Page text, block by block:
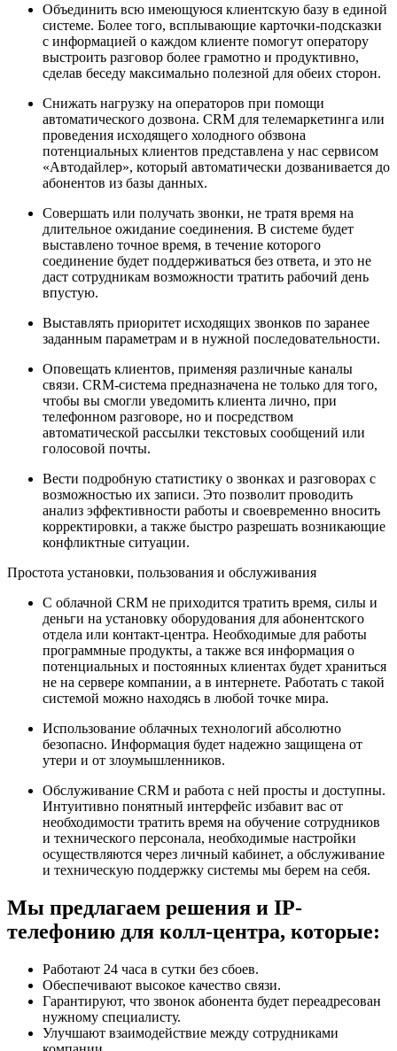
Объединить всю имеющуюся клиентскую базу в единой
системе. Более того, всплывающие карточки-подсказки
с информацией о каждом клиенте помогут оператору
выстроить разговор более грамотно и продуктивно,
сделав беседу максимально полезной для обеих сторон.
Снижать нагрузку на операторов при помощи
автоматического дозвона. CRM для телемаркетинга или
проведения исходящего холодного обзвона
потенциальных клиентов представлена у нас сервисом
«Автодайлер», который автоматически дозванивается до
абонентов из базы данных.
Совершать или получать звонки, не тратя время на
длительное ожидание соединения. В системе будет
выставлено точное время, в течение которого
соединение будет поддерживаться без ответа, и это не
даст сотрудникам возможности тратить рабочий день
впустую.
Выставлять приоритет исходящих звонков по заранее
заданным параметрам и в нужной последовательности.
Оповещать клиентов, применяя различные каналы
связи. CRM-система предназначена не только для того,
чтобы вы смогли уведомить клиента лично, при
телефонном разговоре, но и посредством
автоматической рассылки текстовых сообщений или
голосовой почты.
Вести подробную статистику о звонках и разговорах с
возможностью их записи. Это позволит проводить
анализ эффективности работы и своевременно вносить
корректировки, а также быстро разрешать возникающие
конфликтные ситуации.
Простота установки, пользования и обслуживания
С облачной CRM не приходится тратить время, силы и
деньги на установку оборудования для абонентского
отдела или контакт-центра. Необходимые для работы
программные продукты, а также вся информация о
потенциальных и постоянных клиентах будет храниться
не на сервере компании, а в интернете. Работать с такой
системой можно находясь в любой точке мира.
Использование облачных технологий абсолютно
безопасно. Информация будет надежно защищена от
утери и от злоумышленников.
Обслуживание CRM и работа с ней просты и доступны.
Интуитивно понятный интерфейс избавит вас от
необходимости тратить время на обучение сотрудников
и технического персонала, необходимые настройки
осуществляются через личный кабинет, а обслуживание
и техническую поддержку системы мы берем на себя.
Мы предлагаем решения и IP-
телефонию для колл-центра, которые:
Работают 24 часа в сутки без сбоев.
Обеспечивают высокое качество связи.
Гарантируют, что звонок абонента будет переадресован
нужному специалисту.
Улучшают взаимодействие между сотрудниками